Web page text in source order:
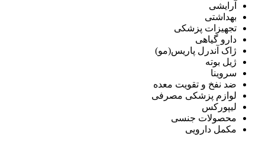
آرایشی
بهداشتی
تجهیزات پزشکی
دارو گیاهی
ژاک آندرل پاریس(مو)
ژیل بوته
سروینا
ضد نفخ و تقویت معده
لوازم پزشکی مصرفی
لیپورکس
محصولات جنسی
مکمل دارویی